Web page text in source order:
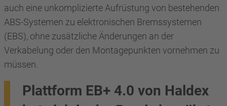
auch eine unkomplizierte Aufrüstung von bestehenden
ABS-Systemen zu elektronischen Bremssystemen
(EBS), ohne zusätzliche Änderungen an der
Verkabelung oder den Montagepunkten vornehmen zu
müssen.
Plattform EB+ 4.0 von Haldex